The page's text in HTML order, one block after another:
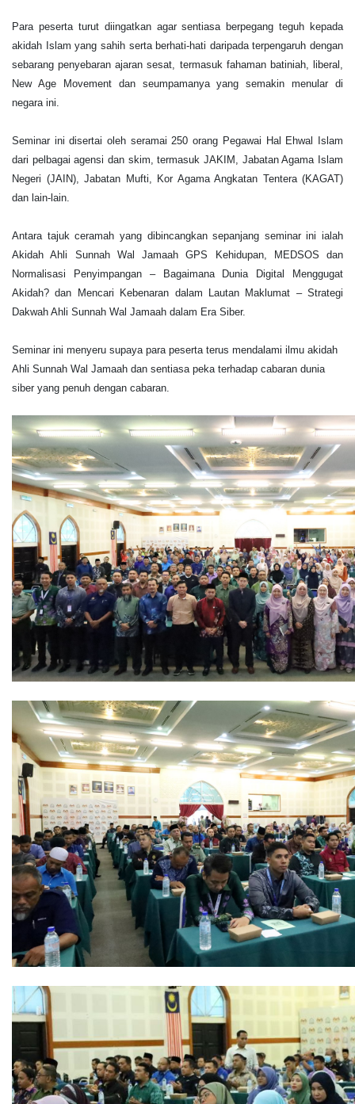
Para peserta turut diingatkan agar sentiasa berpegang teguh kepada
akidah Islam yang sahih serta berhati-hati daripada terpengaruh dengan
sebarang penyebaran ajaran sesat, termasuk fahaman batiniah, liberal,
New Age Movement dan seumpamanya yang semakin menular di
negara ini.
Seminar ini disertai oleh seramai 250 orang Pegawai Hal Ehwal Islam
dari pelbagai agensi dan skim, termasuk JAKIM, Jabatan Agama Islam
Negeri (JAIN), Jabatan Mufti, Kor Agama Angkatan Tentera (KAGAT)
dan lain-lain.
Antara tajuk ceramah yang dibincangkan sepanjang seminar ini ialah
Akidah Ahli Sunnah Wal Jamaah GPS Kehidupan, MEDSOS dan
Normalisasi Penyimpangan – Bagaimana Dunia Digital Menggugat
Akidah? dan Mencari Kebenaran dalam Lautan Maklumat – Strategi
Dakwah Ahli Sunnah Wal Jamaah dalam Era Siber.
Seminar ini menyeru supaya para peserta terus mendalami ilmu akidah
Ahli Sunnah Wal Jamaah dan sentiasa peka terhadap cabaran dunia
siber yang penuh dengan cabaran.